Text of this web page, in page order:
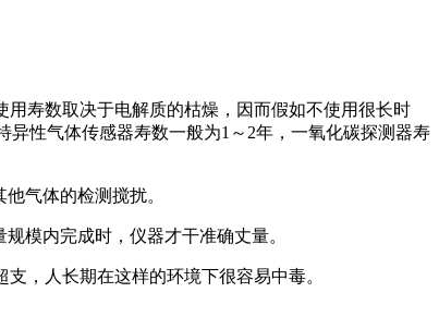
用寿数取决于电解质的枯燥，因而假如不使用很长时
性气体传感器寿数一般为1～2年，一氧化碳探测器寿
气体的检测搅扰。
模内完成时，仪器才干准确丈量。
，人长期在这样的环境下很容易中毒。